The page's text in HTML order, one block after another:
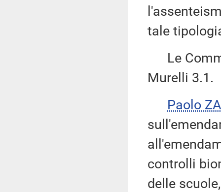
tale
Le
Murelli 3.1.
Paolo
controlli
delle